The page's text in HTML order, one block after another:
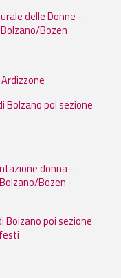
delle Donne -
Bozen
Bolzano poi sezione
donna -
Bozen -
Bolzano poi sezione